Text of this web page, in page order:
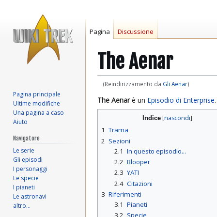
The Aenar
(Reindirizzamento da Gli Aenar)
Vai
alla
Vai
alla
The Aenarè un Episodio di Enterprise.
Indice
1 Trama
2 Sezioni
2.1 In questo episodio...
2.2 Blooper
2.3 YATI
2.4 Citazioni
3 Riferimenti
3.1 Pianeti
Pagina Discussione
Pagina principale
Ultime modifiche
Una pagina a caso
Aiuto
Navigatore
Le serie
Gli episodi
I personaggi
Le specie
I pianeti
Le astronavi
altro…